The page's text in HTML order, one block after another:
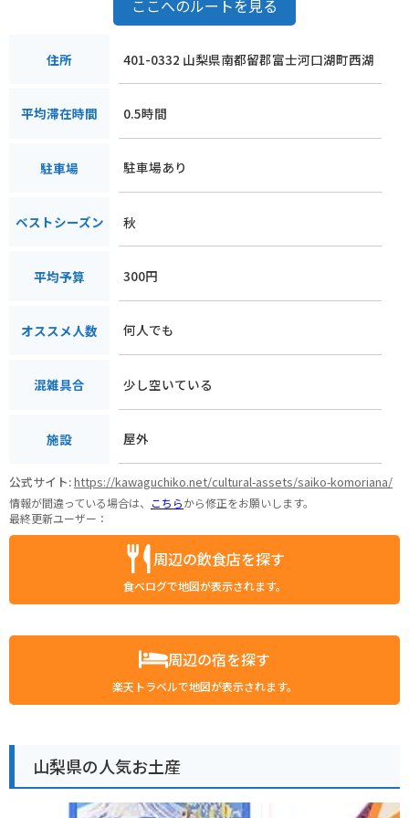
ここへのルートを見る
住所 401-0332 山梨県南都留郡富士河口湖町西湖
平均滞在時間 0.5時間
駐車場 駐車場あり
ベストシーズン 秋
平均予算 300円
オススメ人数 何人でも
混雑具合 少し空いている
施設 屋外
公式サイト:https://kawaguchiko.net/cultural-assets/saiko-komoriana/
情報が間違っている場合は、 こちらから修正をお願いします。
最終更新ユーザー：
周辺の飲食店を探す
食べログで地図が表示されます。
周辺の宿を探す
楽天トラベルで地図が表示されます。
山梨県の人気お土産